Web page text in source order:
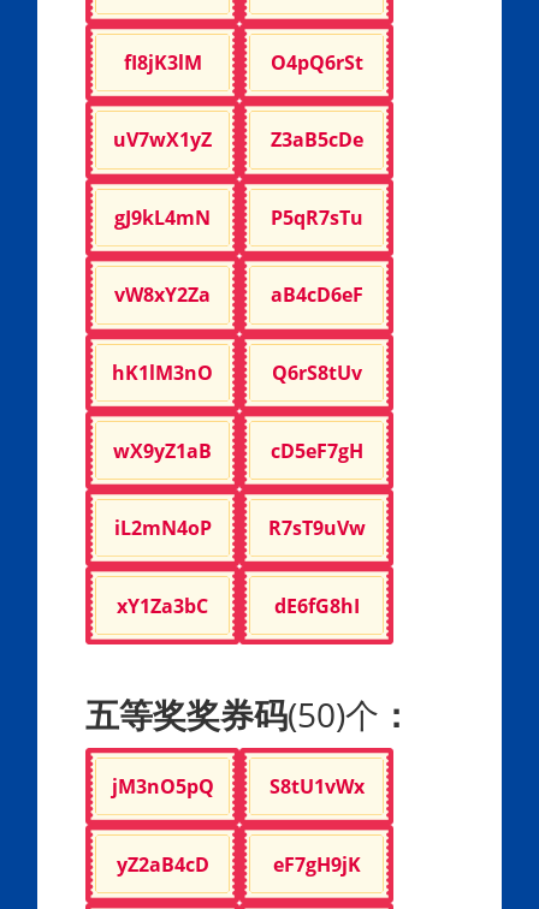
fI8jK3lM O4pQ6rSt
uV7wX1yZ Z3aB5cDe
gJ9kL4mN P5qR7sTu
vW8xY2Za aB4cD6eF
hK1lM3nO Q6rS8tUv
wX9yZ1aB cD5eF7gH
iL2mN4oP R7sT9uVw
xY1Za3bC dE6fG8hI
五等奖奖券码(50)个 ：
jM3nO5pQ S8tU1vWx
yZ2aB4cD eF7gH9jK